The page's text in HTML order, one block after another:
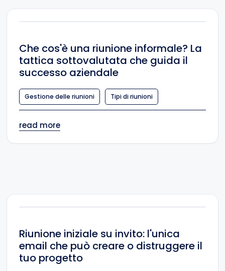
Che cos'è una riunione informale? La
tattica sottovalutata che guida il
successo aziendale
Gestione delle riunioni Tipi di riunioni
read more
Riunione iniziale su invito: l'unica
email che può creare o distruggere il
tuo progetto